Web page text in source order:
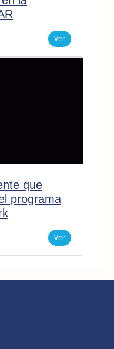
Ver
que
programa
Ver